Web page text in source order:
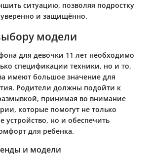
ситуацию, позволяя подростку
уверенно и защищённо.
модели
для девочки 11 лет необходимо
спецификации техники, но и то,
имеют большое значение для
Родители должны подойти к
принимая во внимание
которые помогут не только
устройство, но и обеспечить
для ребенка.
и модели